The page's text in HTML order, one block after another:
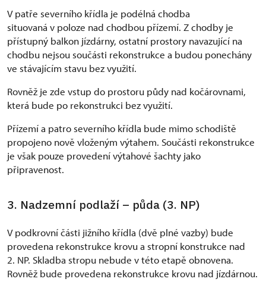
V patře severního křídla je podélná chodba
situovaná v poloze nad chodbou přízemí. Z chodby je
přístupný balkon jízdárny, ostatní prostory navazující na
chodbu nejsou součásti rekonstrukce a budou ponechány
ve stávajícím stavu bez využití.
Rovněž je zde vstup do prostoru půdy nad kočárovnami,
která bude po rekonstrukci bez využití.
Přízemí a patro severního křídla bude mimo schodiště
propojeno nově vloženým výtahem. Součásti rekonstrukce
je však pouze provedení výtahové šachty jako
připravenost.
3. Nadzemní podlaží – půda (3. NP)
V podkrovní části jižního křídla (dvě plné vazby) bude
provedena rekonstrukce krovu a stropní konstrukce nad
2. NP. Skladba stropu nebude v této etapě obnovena.
Rovněž bude provedena rekonstrukce krovu nad jízdárnou.